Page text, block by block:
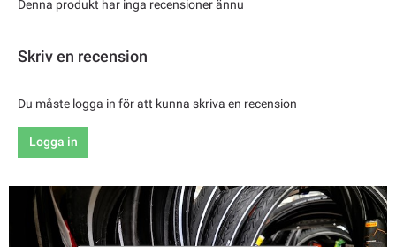
Denna produkt har inga recensioner ännu
Skriv en recension
Du måste logga in för att kunna skriva en recension
Logga in